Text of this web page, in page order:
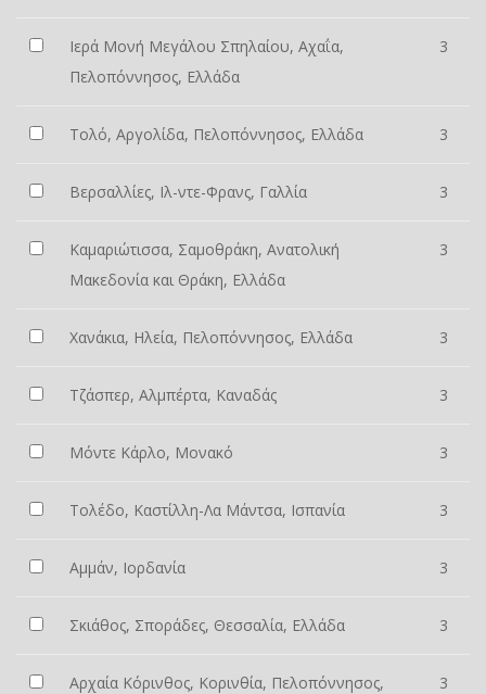
Ιερά Μονή Μεγάλου Σπηλαίου, Αχαΐα,
Πελοπόννησος, Ελλάδα
3
Τολό, Αργολίδα, Πελοπόννησος, Ελλάδα 3
Βερσαλλίες, Ιλ-ντε-Φρανς, Γαλλία 3
Καμαριώτισσα, Σαμοθράκη, Ανατολική
Μακεδονία και Θράκη, Ελλάδα
3
Χανάκια, Ηλεία, Πελοπόννησος, Ελλάδα 3
Τζάσπερ, Αλμπέρτα, Καναδάς 3
Μόντε Κάρλο, Μονακό 3
Τολέδο, Καστίλλη-Λα Μάντσα, Ισπανία 3
Αμμάν, Ιορδανία 3
Σκιάθος, Σποράδες, Θεσσαλία, Ελλάδα 3
Αρχαία Κόρινθος, Κορινθία, Πελοπόννησος,
3